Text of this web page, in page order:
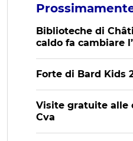
Biblioteche di
caldo fa cambiare
Forte di Bard Kids
Visite gratuite alle
Cva